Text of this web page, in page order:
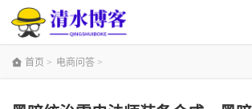
首页 > 电商问答 >